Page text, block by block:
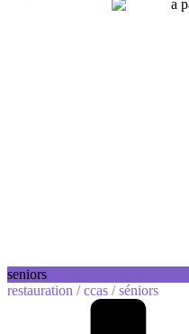
seniors
restauration /ccas /séniors